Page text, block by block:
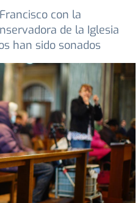
con la
de la Iglesia
han sido sonados